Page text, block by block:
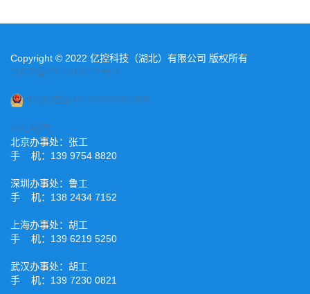
Copyright © 2022 亿控科技（湖北）有限公司 版权所有
鄂ICP备2022015221号-2
鄂公网安备42120202000485
XML地图
北京办事处：张工
手 机：139 9754 8820
深圳办事处：鲁工
手 机：138 2434 7152
上海办事处：胡工
手 机：139 6219 5250
武汉办事处：胡工
手 机：139 7230 0821